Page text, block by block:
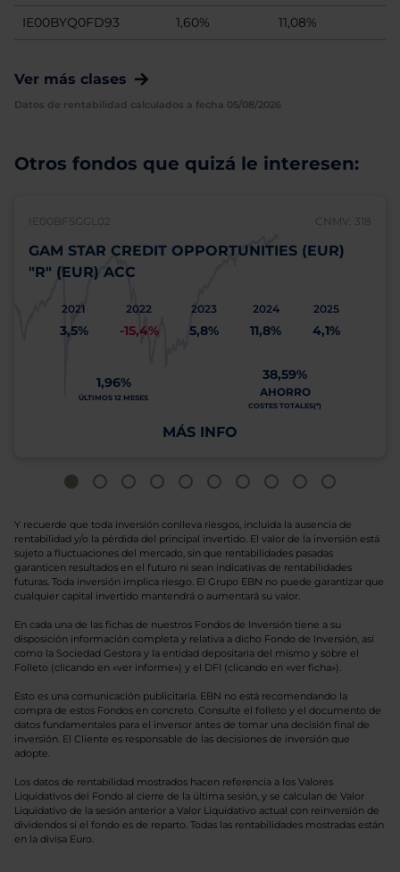
IE00BYQ0FD93 1,60% 11,08%
Ver más clases
Datos de rentabilidad calculados a fecha 05/08/2026
Otros fondos que quizá le interesen:
IE00BF5GGL02 CNMV: 318
GAM STAR CREDIT OPPORTUNITIES (EUR)
"R" (EUR) ACC
2021
3,5%
2022
-15,4%
2023
5,8%
2024
11,8%
2025
4,1%
1,96%
ÚLTIMOS 12 MESES
38,59%
AHORRO
COSTES TOTALES(*)
MÁS INFO
Y recuerde que toda inversión conlleva riesgos, incluida la ausencia de
rentabilidad y/o la pérdida del principal invertido. El valor de la inversión está
sujeto a fluctuaciones del mercado, sin que rentabilidades pasadas
garanticen resultados en el futuro ni sean indicativas de rentabilidades
futuras. Toda inversión implica riesgo. El Grupo EBN no puede garantizar que
cualquier capital invertido mantendrá o aumentará su valor.
En cada una de las fichas de nuestros Fondos de Inversión tiene a su
disposición información completa y relativa a dicho Fondo de Inversión, así
como la Sociedad Gestora y la entidad depositaria del mismo y sobre el
Folleto (clicando en «ver informe») y el DFI (clicando en «ver ficha»).
Esto es una comunicación publicitaria. EBN no está recomendando la
compra de estos Fondos en concreto. Consulte el folleto y el documento de
datos fundamentales para el inversor antes de tomar una decisión final de
inversión. El Cliente es responsable de las decisiones de inversión que
adopte.
Los datos de rentabilidad mostrados hacen referencia a los Valores
Liquidativos del Fondo al cierre de la última sesión, y se calculan de Valor
Liquidativo de la sesión anterior a Valor Liquidativo actual con reinversión de
dividendos si el fondo es de reparto. Todas las rentabilidades mostradas están
en la divisa Euro.